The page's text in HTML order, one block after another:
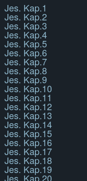
Jes. Kap.1
Jes. Kap.2
Jes. Kap.3
Jes. Kap.4
Jes. Kap.5
Jes. Kap.6
Jes. Kap.7
Jes. Kap.8
Jes. Kap.9
Jes. Kap.10
Jes. Kap.11
Jes. Kap.12
Jes. Kap.13
Jes. Kap.14
Jes. Kap.15
Jes. Kap.16
Jes. Kap.17
Jes. Kap.18
Jes. Kap.19
Jes. Kap.20